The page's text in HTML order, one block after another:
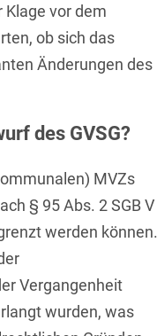
Klage vor dem
ob sich das
Änderungen des
des GVSG?
MVZs
§ 95 Abs. 2 SGB V
werden können.
Vergangenheit
wurden, was